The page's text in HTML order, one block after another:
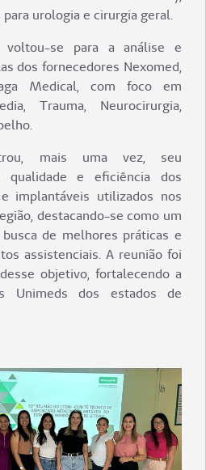
urologia e cirurgia geral.
voltou-se para a análise e
dos fornecedores Nexomed,
Medical, com foco em
Trauma, Neurocirurgia,
mais uma vez, seu
qualidade e eficiência dos
implantáveis utilizados nos
destacando-se como um
de melhores práticas e
assistenciais. A reunião foi
objetivo, fortalecendo a
Unimeds dos estados de